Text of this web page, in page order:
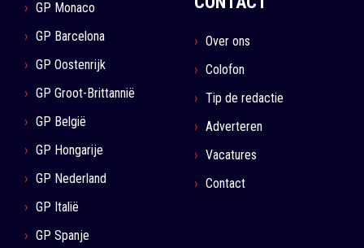
GP Monaco
GP Barcelona
GP Oostenrijk
GP Groot-Brittannië
GP België
GP Hongarije
GP Nederland
GP Italië
GP Spanje
Over ons
Colofon
Tip de redactie
Adverteren
Vacatures
Contact